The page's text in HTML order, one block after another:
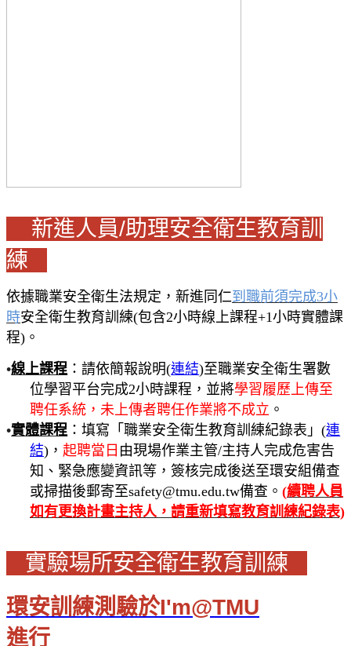
新進人員/助理安全衛生教育訓
練
依據職業安全衛生法規定，新進同仁到職前須完成3小
時安全衛生教育訓練(包含2小時線上課程+1小時實體課
程)。
•線上課程 ：請依簡報說明(連結)至職業安全衛生署數
位學習平台完成2小時課程，並將學習履歷上傳至
聘任系統，未上傳者聘任作業將不成立 。
•實體課程 ：填寫「職業安全衛生教育訓練紀錄表」(連
結)， 起聘當日 由現場作業主管/主持人完成危害告
知、緊急應變資訊等，簽核完成後送至環安組備查
或掃描後郵寄至safety@tmu.edu.tw備查。 (續聘人員
如有更換計畫主持人，請重新填寫教育訓練紀錄表)
實驗場所安全衛生教育訓練
環安訓練測驗於I'm@TMU
進行